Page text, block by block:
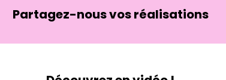
Partagez-nous vos réalisations